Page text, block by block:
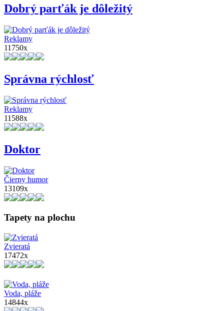
Dobrý parťák je dôležitý
Reklamy
11750x
Správna rýchlosť
Reklamy
11588x
Doktor
Čierny humor
13109x
Tapety na plochu
Zvieratá
17472x
Voda, pláže
14844x